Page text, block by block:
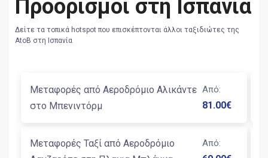
Προορισμοί στη Ισπανία
Δείτε τα τοπικά hotspot που επισκέπτονται άλλοι ταξιδιώτες της
AtoB στη Ισπανία
Μεταφορές από Αεροδρόμιο Αλικάντε
στο Μπενιντόρμ
Από:
81.00€
Μεταφορές Ταξί από Αεροδρόμιο
Από: